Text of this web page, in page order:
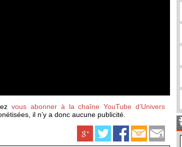
vous abonner à la chaîne YouTube d’Univers
il n’y a donc aucune publicité.